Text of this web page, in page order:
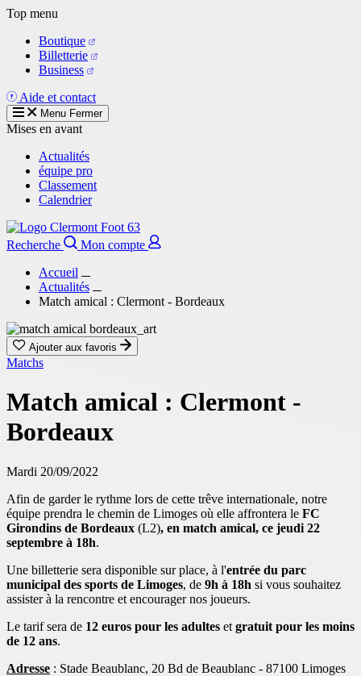
Aller
contenu
principal
Top menu
Boutique
Billetterie
Business
Aide et contact
Menu Fermer
Mises en avant
Actualités
équipe pro
Classement
Calendrier
Recherche
Mon compte
Accueil
Actualités
Match amical : Clermont - Bordeaux
Ajouter aux favoris
Matchs
Match amical : Clermont -
Bordeaux
Mardi 20/09/2022
Afin de garder le rythme lors de cette trêve internationale, notre
équipe prendra le chemin de Limoges où elle affrontera le FC
Girondins de Bordeaux (L2), en match amical, ce jeudi 22
septembre à 18h.
Une billetterie sera disponible sur place, à l'entrée du parc
municipal des sports de Limoges, de 9h à 18h si vous souhaitez
assister à la rencontre et encourager nos joueurs.
Le tarif sera de 12 euros pour les adultes et gratuit pour les moins
de 12 ans.
Adresse : Stade Beaublanc, 20 Bd de Beaublanc - 87100 Limoges